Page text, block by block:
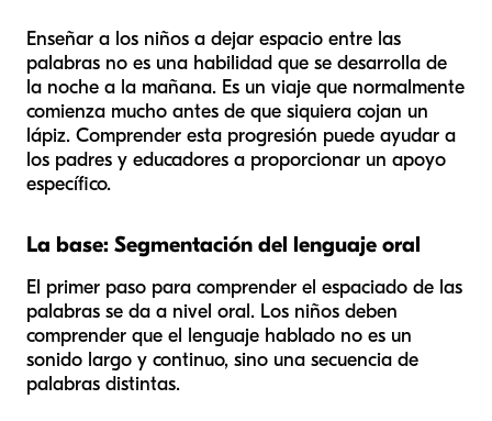
Enseñar a los niños a dejar espacio entre las
palabras no es una habilidad que se desarrolla de
la noche a la mañana. Es un viaje que normalmente
comienza mucho antes de que siquiera cojan un
lápiz. Comprender esta progresión puede ayudar a
los padres y educadores a proporcionar un apoyo
específico.
La base: Segmentación del lenguaje oral
El primer paso para comprender el espaciado de las
palabras se da a nivel oral. Los niños deben
comprender que el lenguaje hablado no es un
sonido largo y continuo, sino una secuencia de
palabras distintas.